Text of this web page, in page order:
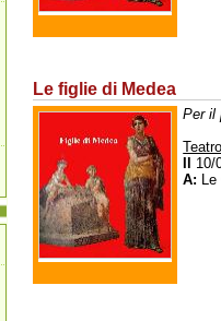
Le figlie di Medea
Per il
Teatro
10/
A: